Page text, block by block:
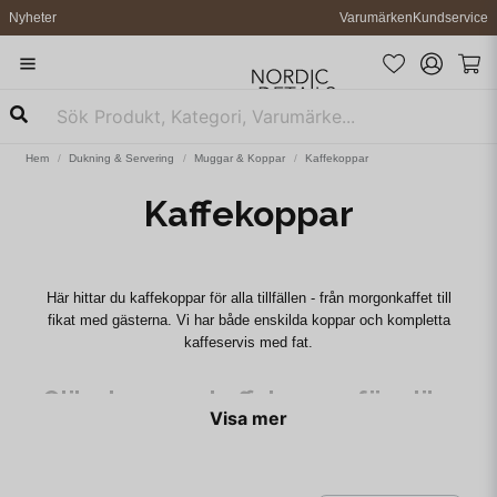
Nyheter VarumärkenKundservice
Hem Dukning & Servering Muggar & Koppar Kaffekoppar
Kaffekoppar
Här hittar du kaffekoppar för alla tillfällen - från morgonkaffet till
fikat med gästerna. Vi har både enskilda koppar och kompletta
kaffeservis med fat.
Olika typer av kaffekoppar för olika
Visa mer